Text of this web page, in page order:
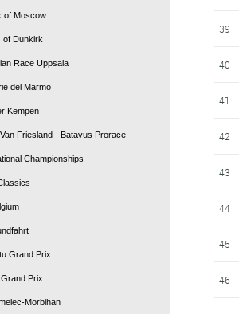
of Moscow
of Dunkirk
Race Uppsala
del Marmo
Kempen
Friesland - Batavus Prorace
Championships
Grand Prix
Prix
Morbihan
39
40
41
42
43
44
45
46